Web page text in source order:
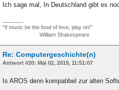
Ich sage mal, In Deutschland gibt es
"If music be the food of love, play on!”
William Shakespeare
Re: Computergeschichte(n)
Antwort #20: Mai 02, 2019, 11:51:07
Is AROS denn kompatibel zur alten